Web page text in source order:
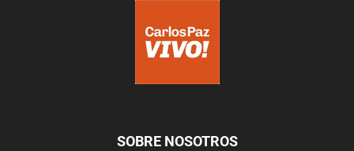
SOBRE NOSOTROS